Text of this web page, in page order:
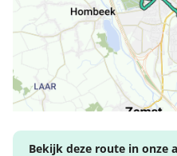
Bekijk deze route in onze